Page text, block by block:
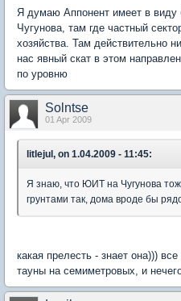
Я думаю Аппонент имеет в виду
Чугунова, там где частный
хозяйства. Там действительно
нас явный скат в этом
по уровню
Solntse
01 Apr 2009
litlejul, on 1.04.2009 - 11:45:
Я знаю, что ЮИТ на Чугунова
грунтами так, дома вроде бы
какая прелесть - знает она)))
тауны на семиметровых, и